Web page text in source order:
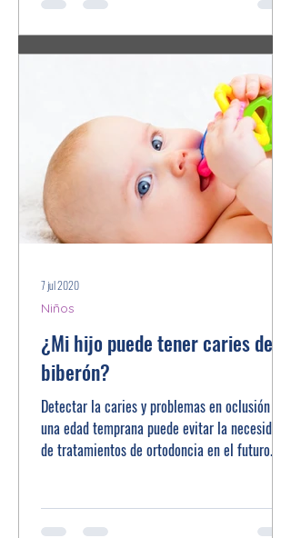
¿Mi hijo puede tener caries del
biberón?
Detectar la caries y problemas en oclusión en
una edad temprana puede evitar la necesidad
de tratamientos de ortodoncia en el futuro.
Niños
7 jul 2020